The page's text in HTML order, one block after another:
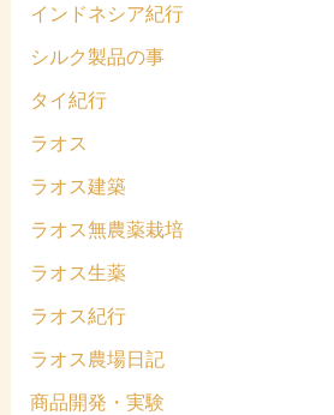
インドネシア紀行
シルク製品の事
タイ紀行
ラオス
ラオス建築
ラオス無農薬栽培
ラオス生薬
ラオス紀行
ラオス農場日記
商品開発・実験